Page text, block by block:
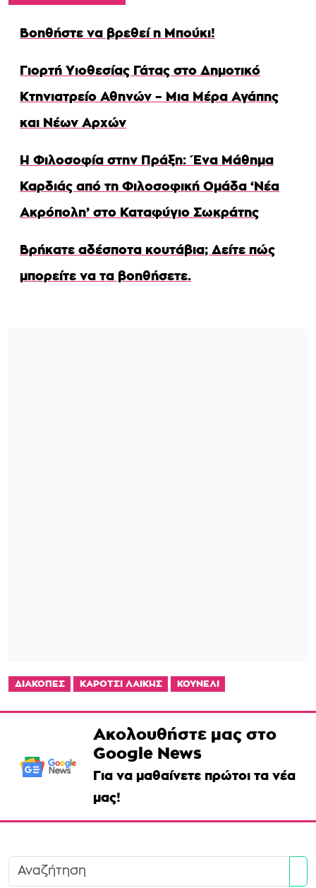
Βοηθήστε να βρεθεί η Μπούκι!
Γιορτή Υιοθεσίας Γάτας στο Δημοτικό
Κτηνιατρείο Αθηνών – Μια Μέρα Αγάπης
και Νέων Αρχών
Η Φιλοσοφία στην Πράξη: Ένα Μάθημα
Καρδιάς από τη Φιλοσοφική Ομάδα ‘Νέα
Ακρόπολη’ στο Καταφύγιο Σωκράτης
Βρήκατε αδέσποτα κουτάβια; Δείτε πώς
μπορείτε να τα βοηθήσετε.
ΔΙΑΚΟΠΕΣ ΚΑΡΟΤΣΙ ΛΑΙΚΗΣ ΚΟΥΝΕΛΙ
Ακολουθήστε μας στο
Google News
Για να μαθαίνετε πρώτοι τα νέα
μας!